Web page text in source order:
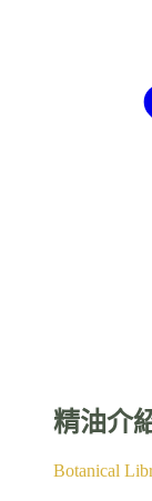
精油介
Botanical